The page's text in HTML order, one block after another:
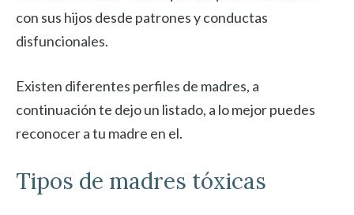
con sus hijos desde patrones y conductas
disfuncionales.
Existen diferentes perfiles de madres, a
continuación te dejo un listado, a lo mejor puedes
reconocer a tu madre en el.
Tipos de madres tóxicas